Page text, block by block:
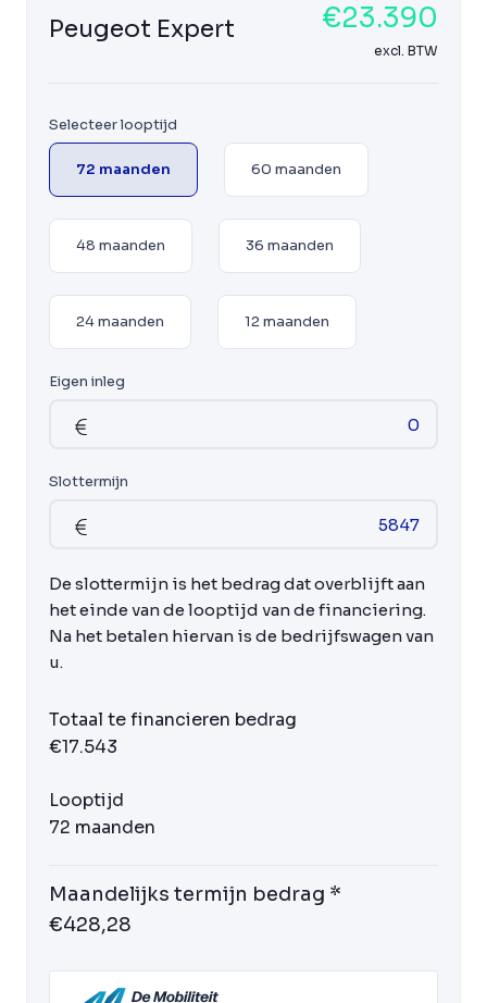
Peugeot Expert €23.390
excl. BTW
Selecteer looptijd
72 maanden 60 maanden
48 maanden 36 maanden
24 maanden 12 maanden
Eigen inleg
Slottermijn
De slottermijn is het bedrag dat overblijft aan
het einde van de looptijd van de financiering.
Na het betalen hiervan is de bedrijfswagen van
u.
Totaal te financieren bedrag
€17.543
Looptijd
72 maanden
Maandelijks termijn bedrag *
€428,28